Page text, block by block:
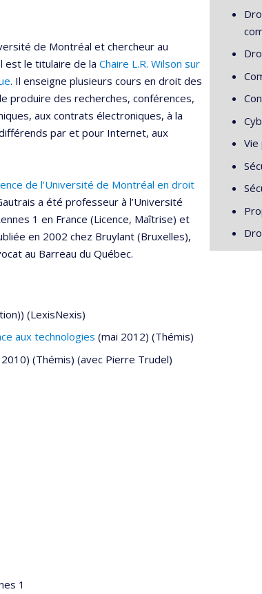
de Montréal et chercheur au
est le titulaire de la Chaire L.R. Wilson sur
. Il enseigne plusieurs cours en droit des
produire des recherches, conférences,
aux contrats électroniques, à la
par et pour Internet, aux
de l’Université de Montréal en droit
a été professeur à l’Université
1 en France (Licence, Maîtrise) et
en 2002 chez Bruylant (Bruxelles),
au Barreau du Québec.
(LexisNexis)
aux technologies (mai 2012) (Thémis)
(Thémis) (avec Pierre Trudel)
1